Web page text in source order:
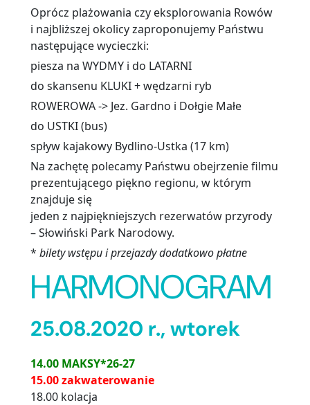
Oprócz plażowania czy eksplorowania Rowów
i najbliższej okolicy zaproponujemy Państwu
następujące wycieczki:
piesza na WYDMY i do LATARNI
do skansenu KLUKI + wędzarni ryb
ROWEROWA -> Jez. Gardno i Dołgie Małe
do USTKI (bus)
spływ kajakowy Bydlino-Ustka (17 km)
Na zachętę polecamy Państwu obejrzenie filmu
prezentującego piękno regionu, w którym
znajduje się
jeden z najpiękniejszych rezerwatów przyrody
– Słowiński Park Narodowy.
* bilety wstępu i przejazdy dodatkowo płatne
HARMONOGRAM
25.08.2020 r., wtorek
14.00 MAKSY*26-27
15.00 zakwaterowanie
18.00 kolacja